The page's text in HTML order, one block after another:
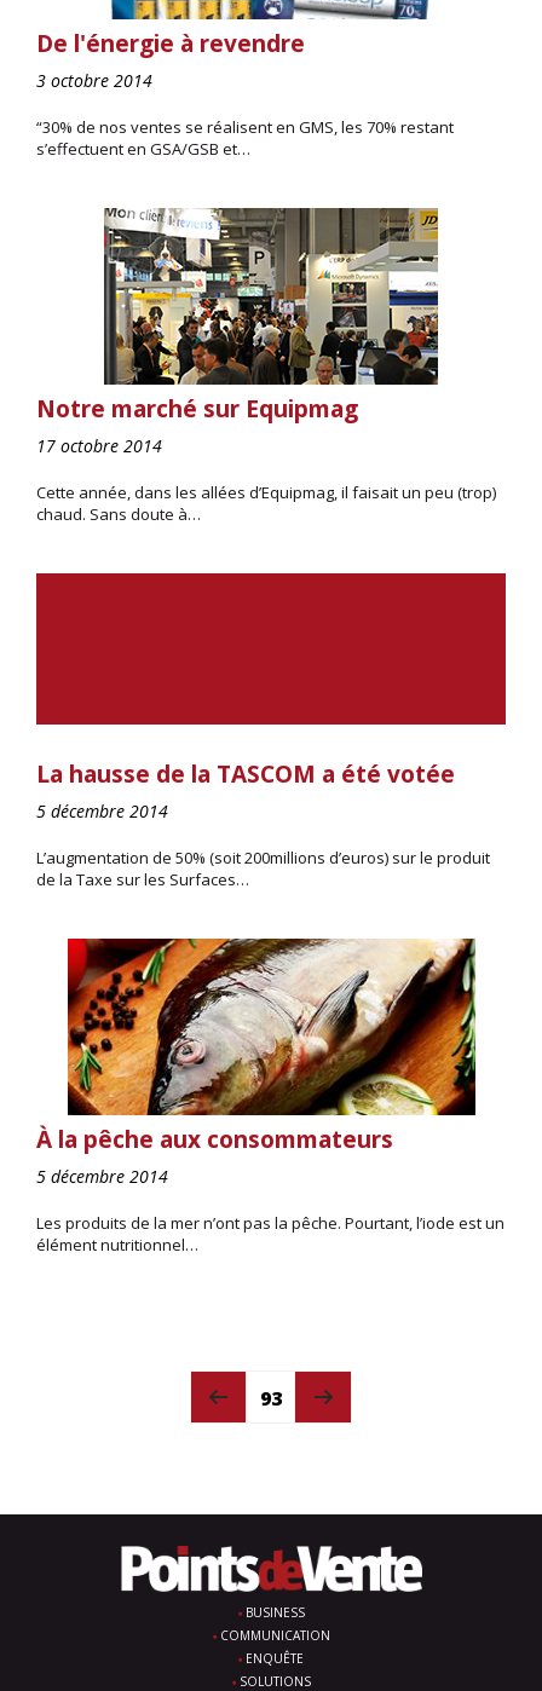
De l'énergie à revendre
3 octobre 2014
“30% de nos ventes se réalisent en GMS, les 70% restant
s’effectuent en GSA/GSB et…
Notre marché sur Equipmag
17 octobre 2014
Cette année, dans les allées d’Equipmag, il faisait un peu (trop)
chaud. Sans doute à…
La hausse de la TASCOM a été votée
5 décembre 2014
L’augmentation de 50% (soit 200millions d’euros) sur le produit
de la Taxe sur les Surfaces…
À la pêche aux consommateurs
5 décembre 2014
Les produits de la mer n’ont pas la pêche. Pourtant, l’iode est un
élément nutritionnel…
93
BUSINESS
COMMUNICATION
ENQUÊTE
SOLUTIONS